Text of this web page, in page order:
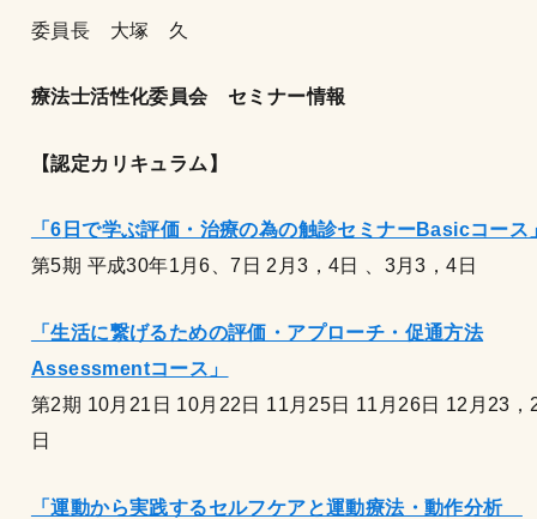
委員長 大塚 久
療法士活性化委員会 セミナー情報
【認定カリキュラム】
「6 日で学ぶ評価・治療の為の触診セミナーBasicコース
第5期 平成30年1月6、7日 2月3，4日 、3月3，4日
「生活に繋げるための評価・アプローチ・促通方法
Assessmentコース」
第2期 10月21日 10月22日 11月25日 11月26日 12月23，
日
「運動から実践するセルフケアと運動療法・動作分析